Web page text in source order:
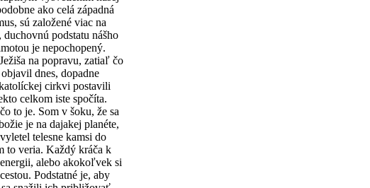
ako celá západná
sú založené viac na
podstatu nášho
je nepochopený.
na popravu, zatiaľ čo
dnes, dopadne
cirkvi postavili
celkom iste spočíta.
to je. Som v šoku, že sa
je na dajakej planéte,
telesne kamsi do
to veria. Každý kráča k
alebo akokoľvek si
Podstatné je, aby